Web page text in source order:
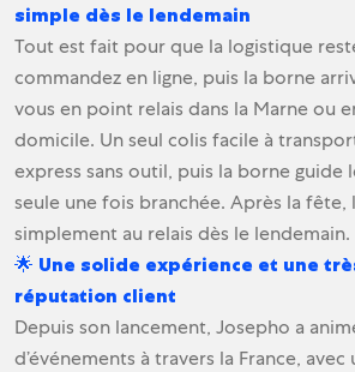
simple dès le lendemain
Tout est fait pour que la logistique
commandez en ligne, puis la borne
vous en point relais dans la Marne ou
domicile. Un seul colis facile à
express sans outil, puis la borne guide
seule une fois branchée. Après la
simplement au relais dès le lendemain.
🌟 Une solide expérience et une
réputation client
Depuis son lancement, Josepho a
d’événements à travers la France,